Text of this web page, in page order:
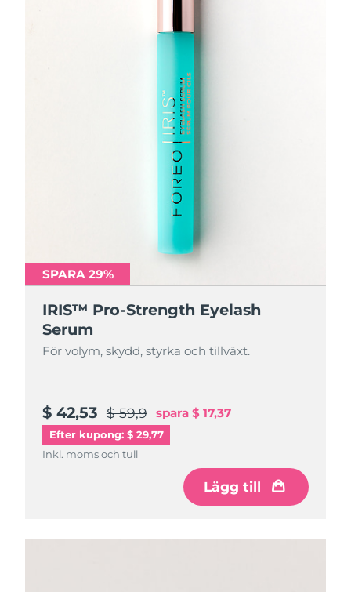
SPARA 29%
IRIS™ Pro-Strength Eyelash
Serum
För volym, skydd, styrka och tillväxt.
$ 42,53 $ 59,9 spara $ 17,37
Efter kupong: $ 29,77
Inkl. moms och tull
Lägg till